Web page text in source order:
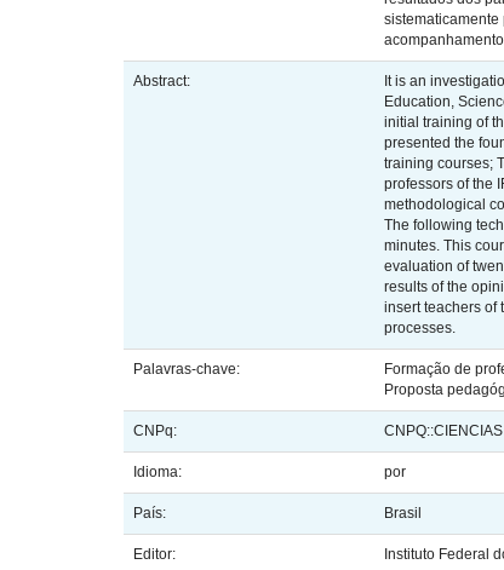
sistematicamente
Abstract:
It is an
Education,
initial training of
presented the
training courses;
professors of the
methodological
The following
minutes. This
evaluation of
results of the
insert teachers of
processes.
Palavras-chave:
Formação de
Proposta
CNPq:
Idioma: por
País: Brasil
Editor: Instituto Federal